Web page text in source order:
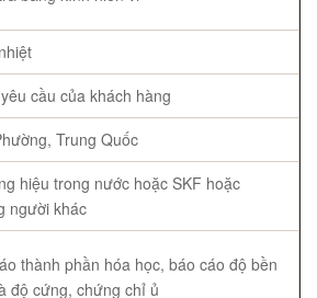
cầu của khách hàng
Trung Quốc
hiệu trong nước hoặc SKF hoặc
người khác
thành phần hóa học, báo cáo độ bền
độ cứng, chứng chỉ ủ